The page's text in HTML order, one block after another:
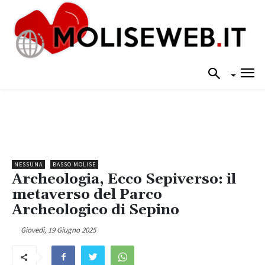
NESSUNA BASSO MOLISE
Archeologia, Ecco Sepiverso: il
metaverso del Parco
Archeologico di Sepino
Giovedì, 19 Giugno 2025